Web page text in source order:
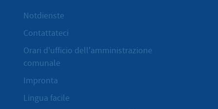
Notdienste
Contattateci
Orari d'ufficio dell'amministrazione
comunale
Impronta
Lingua facile